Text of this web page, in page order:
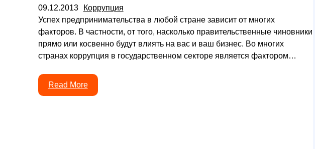
09.12.2013
Коррупция
Успех предпринимательства в любой стране зависит от многих
факторов. В частности, от того, насколько правительственные чиновники
прямо или косвенно будут влиять на вас и ваш бизнес. Во многих
странах коррупция в государственном секторе является фактором…
Read More